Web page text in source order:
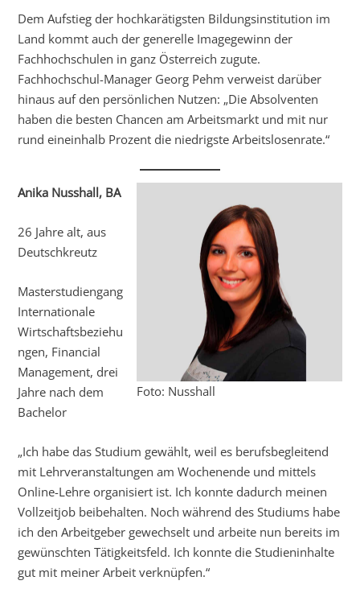
Dem Aufstieg der hochkarätigsten Bildungsinstitution im
Land kommt auch der generelle Imagegewinn der
Fachhochschulen in ganz Österreich zugute.
Fachhochschul-Manager Georg Pehm verweist darüber
hinaus auf den persönlichen Nutzen: „Die Absolventen
haben die besten Chancen am Arbeitsmarkt und mit nur
rund eineinhalb Prozent die niedrigste Arbeitslosenrate.“
Foto: Nusshall
Anika Nusshall, BA
26 Jahre alt, aus
Deutschkreutz
Masterstudiengang
Internationale
Wirtschaftsbeziehu
ngen, Financial
Management, drei
Jahre nach dem
Bachelor
„Ich habe das Studium gewählt, weil es berufsbegleitend
mit Lehrveranstaltungen am Wochenende und mittels
Online-Lehre organisiert ist. Ich konnte dadurch meinen
Vollzeitjob beibehalten. Noch während des Studiums habe
ich den Arbeitgeber gewechselt und arbeite nun bereits im
gewünschten Tätigkeitsfeld. Ich konnte die Studieninhalte
gut mit meiner Arbeit verknüpfen.“